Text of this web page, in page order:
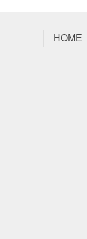
HOME